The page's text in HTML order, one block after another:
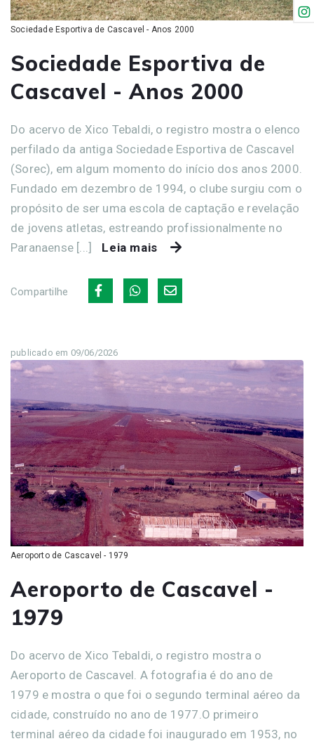
Sociedade Esportiva de Cascavel - Anos 2000
Sociedade Esportiva de
Cascavel - Anos 2000
Do acervo de Xico Tebaldi, o registro mostra o elenco
perfilado da antiga Sociedade Esportiva de Cascavel
(Sorec), em algum momento do início dos anos 2000.
Fundado em dezembro de 1994, o clube surgiu com o
propósito de ser uma escola de captação e revelação
de jovens atletas, estreando profissionalmente no
Paranaense [...]
Leia mais
Compartilhe
publicado em 09/06/2026
Aeroporto de Cascavel - 1979
Aeroporto de Cascavel -
1979
Do acervo de Xico Tebaldi, o registro mostra o
Aeroporto de Cascavel. A fotografia é do ano de
1979 e mostra o que foi o segundo terminal aéreo da
cidade, construído no ano de 1977.O primeiro
terminal aéreo da cidade foi inaugurado em 1953, no